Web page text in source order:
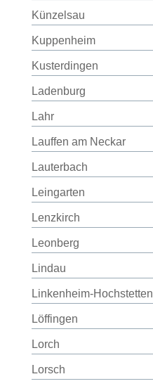
Künzelsau
Kuppenheim
Kusterdingen
Ladenburg
Lahr
Lauffen am Neckar
Lauterbach
Leingarten
Lenzkirch
Leonberg
Lindau
Linkenheim-Hochstetten
Löffingen
Lorch
Lorsch